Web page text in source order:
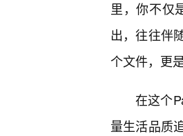
里，你不仅
出，往往伴
个文件，更
在这个
量生活品质